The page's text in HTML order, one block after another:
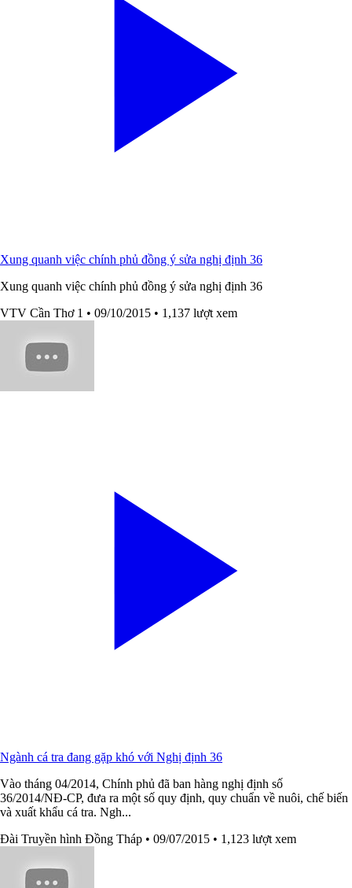
Xung quanh việc chính phủ đồng ý sửa nghị định 36
Xung quanh việc chính phủ đồng ý sửa nghị định 36
VTV Cần Thơ 1 • 09/10/2015 • 1,137 lượt xem
Ngành cá tra đang gặp khó với Nghị định 36
Vào tháng 04/2014, Chính phủ đã ban hàng nghị định số
36/2014/NĐ-CP, đưa ra một số quy định, quy chuẩn về nuôi, chế biến
và xuất khẩu cá tra. Ngh...
Đài Truyền hình Đồng Tháp • 09/07/2015 • 1,123 lượt xem